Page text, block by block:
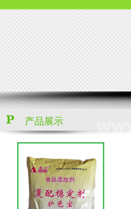
产品展示